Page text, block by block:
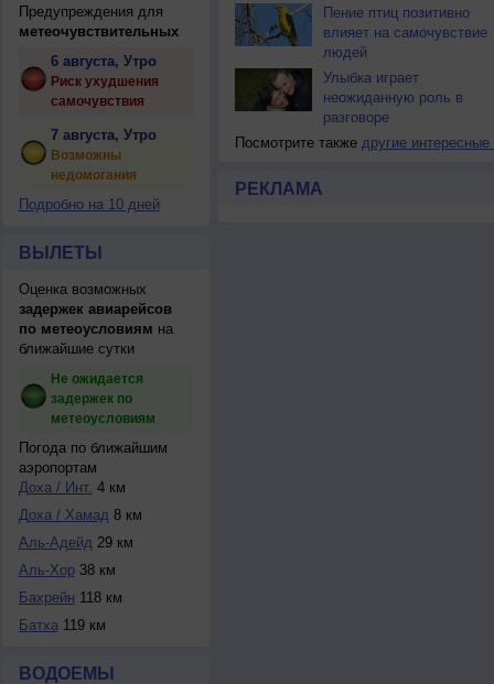
Предупреждения для
метеочувствительных
6 августа, Утро
Риск ухудшения
самочувствия
7 августа, Утро
Возможны
недомогания
Подробно на 10 дней
ВЫЛЕТЫ
Оценка возможных
задержек авиарейсов
по метеоусловиям на
ближайшие сутки
Не ожидается
задержек по
метеоусловиям
Погода по ближайшим
аэропортам
Доха / Инт. 4 км
Доха / Хамад 8 км
Аль-Адейд 29 км
Аль-Хор38 км
Бахрейн 118 км
Батха119 км
ВОДОЕМЫ
Пение птиц позитивно
влияет на самочувствие
людей
Улыбка играет
неожиданную роль в
разговоре
Посмотрите также другие интересные
РЕКЛАМА